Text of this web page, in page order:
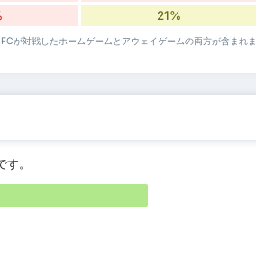
21%
対戦したホームゲームとアウェイゲームの両方が含まれま
す。